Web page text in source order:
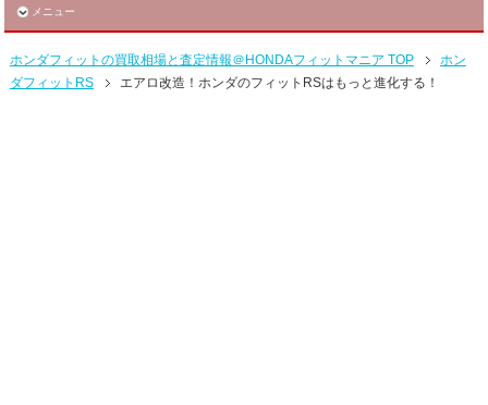
メニュー
ホンダフィットの買取相場と査定情報＠HONDAフィットマニア TOP
ホン
ダフィットRS
エアロ改造！ホンダのフィットRSはもっと進化する！